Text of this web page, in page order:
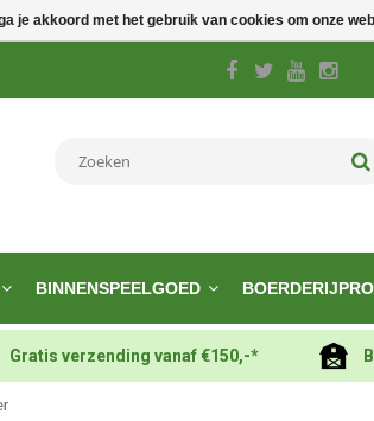
BINNENSPEELGOED
Gratis verzending vanaf €150,-*
je akkoord met het gebruik van cookies om onze